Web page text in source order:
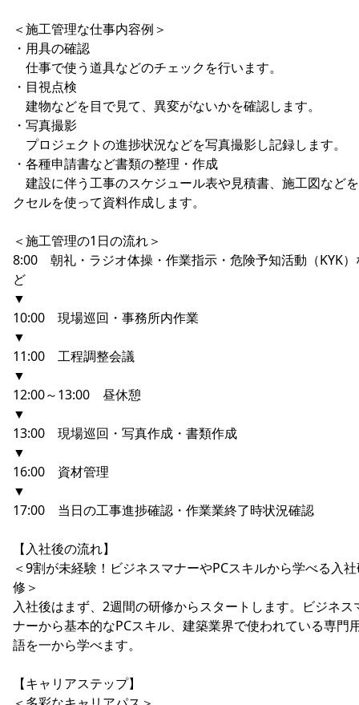
＜施工管理な仕事内容例＞
・用具の確認
仕事で使う道具などのチェックを行います。
・目視点検
建物などを目で見て、異変がないかを確認します。
・写真撮影
プロジェクトの進捗状況などを写真撮影し記録します。
・各種申請書など書類の整理・作成
建設に伴う工事のスケジュール表や見積書、施工図など
クセルを使って資料作成します。
＜施工管理の1日の流れ＞
8:00 朝礼・ラジオ体操・作業指示・危険予知活動（KYK）
ど
▼
10:00 現場巡回・事務所内作業
▼
11:00 工程調整会議
▼
12:00～13:00 昼休憩
▼
13:00 現場巡回・写真作成・書類作成
▼
16:00 資材管理
▼
17:00 当日の工事進捗確認・作業業終了時状況確認
【入社後の流れ】
＜9割が未経験！ビジネスマナーやPCスキルから学べる入
修＞
入社後はまず、2週間の研修からスタートします。ビジネス
ナーから基本的なPCスキル、建築業界で使われている専門
語を一から学べます。
【キャリアステップ】